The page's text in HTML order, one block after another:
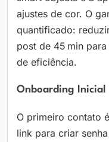
ajustes de cor. O
quantificado:
post de 45 min
de eficiência.
Onboarding Inicial
O primeiro contato
link para criar